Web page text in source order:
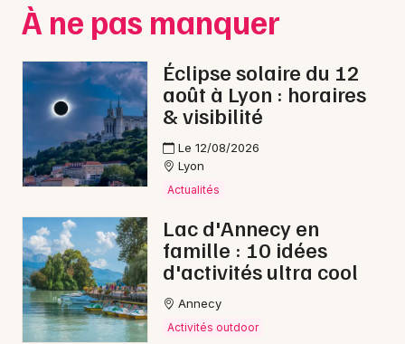
Actus à Lyon
Magazine à Lyon
Choisir mes départements
À ne pas manquer
Éclipse solaire du 12
août à Lyon : horaires
& visibilité
Le 12/08/2026
Lyon
Actualités
Lac d'Annecy en
famille : 10 idées
d'activités ultra cool
Annecy
Activités outdoor